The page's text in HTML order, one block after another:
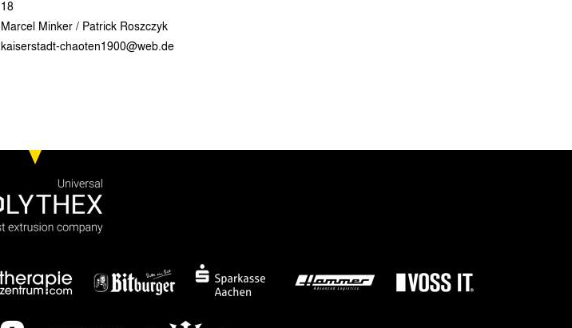
18
Marcel Minker / Patrick Roszczyk
kaiserstadt-chaoten1900@web.de